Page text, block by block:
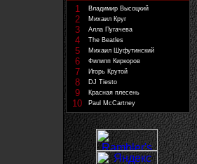
1
Владимир Высоцкий
2 Михаил Круг
3 Алла Пугачева
4 The Beatles
5 Михаил Шуфутинский
6 Филипп Киркоров
7 Игорь Крутой
8 DJ Tiesto
9 Красная плесень
10 Paul McCartney